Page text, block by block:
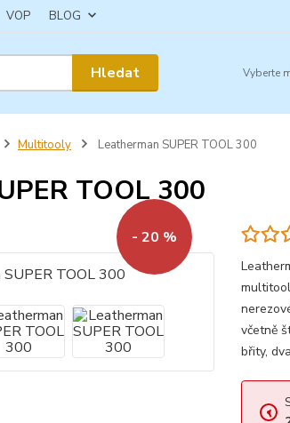
VOP BLOG
Hledat
Multitooly Leatherman SUPER TOOL 300
TOOL 300
- 20 %
včetně
břity,